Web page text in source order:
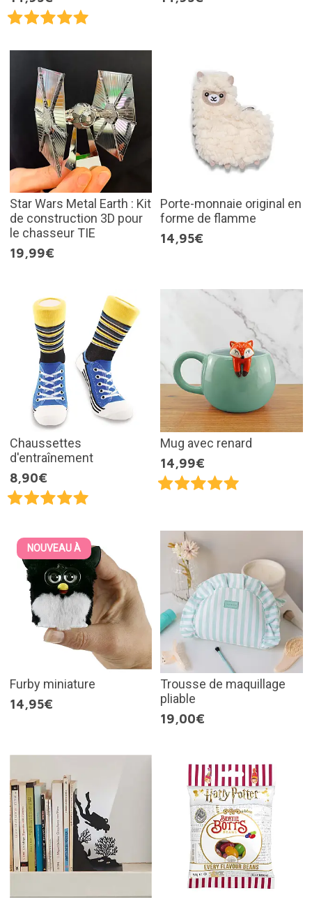
Star Wars Metal Earth : Kit
de construction 3D pour
le chasseur TIE
19,99€
Porte-monnaie original en
forme de flamme
14,95€
Chaussettes
d'entraînement
8,90€
Mug avec renard
14,99€
NOUVEAU À
Furby miniature
14,95€
Trousse de maquillage
pliable
19,00€